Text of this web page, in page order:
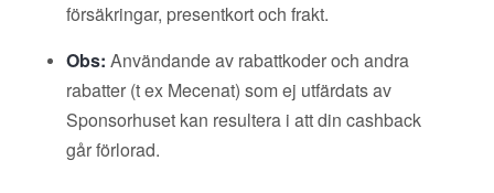
försäkringar, presentkort och frakt.
Obs: Användande av rabattkoder och andra
rabatter (t ex Mecenat) som ej utfärdats av
Sponsorhuset kan resultera i att din cashback
går förlorad.